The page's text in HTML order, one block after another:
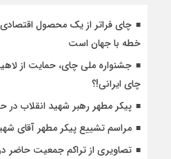
چای فراتر از یک محصول
خطه با جهان است
جشنواره ملی چای، حمایت از
چای ایرانی!؟
پیکر مطهر رهبر شهید انقلاب
مراسم تشییع پیکر مطهر آقای
تصاویری از تراکم جمعیت حاضر